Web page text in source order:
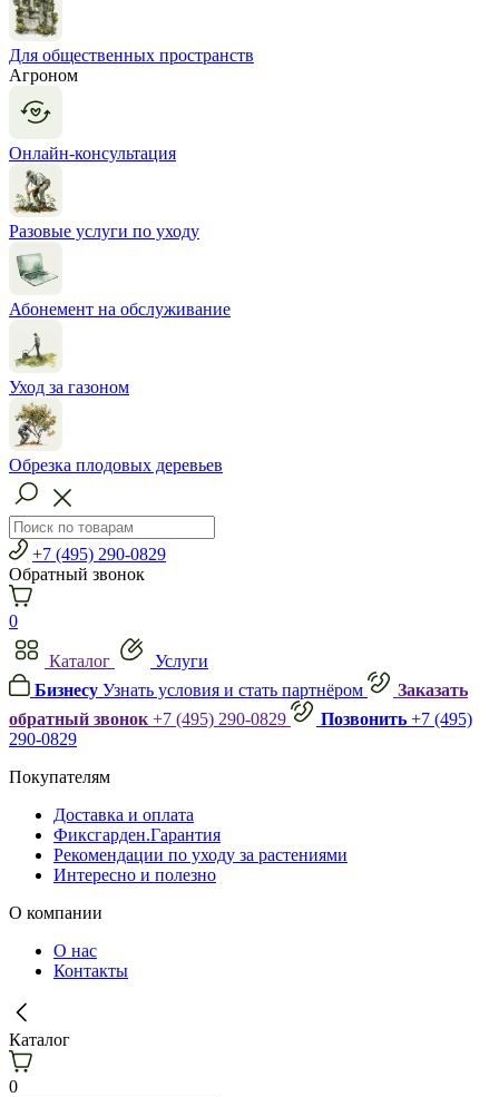
Для общественных пространств
Агроном
Онлайн-консультация
Разовые услуги по уходу
Абонемент на обслуживание
Уход за газоном
Обрезка плодовых деревьев
+7 (495) 290-0829
Обратный звонок
0
Каталог
Услуги
Бизнесу Узнать условия и стать партнёром
Заказать
обратный звонок +7 (495) 290-0829 Позвонить +7 (495)
290-0829
Покупателям
Доставка и оплата
Фиксгарден.Гарантия
Рекомендации по уходу за растениями
Интересно и полезно
О компании
О нас
Контакты
Каталог
0